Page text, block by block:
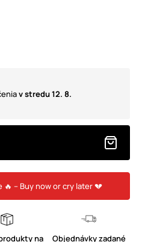
v stredu 12. 8.
🔥 – Buy now or cry later 💔
na
Objednávky zadané